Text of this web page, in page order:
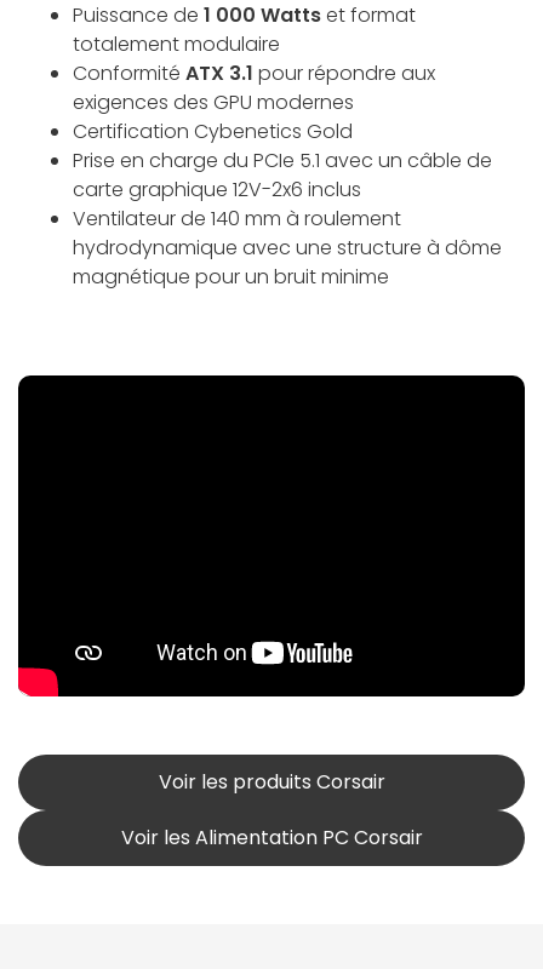
Puissance de 1 000 Wattset format
totalement modulaire
Conformité ATX 3.1 pour répondre aux
exigences des GPU modernes
Certification Cybenetics Gold
Prise en charge du PCIe 5.1 avec un câble de
carte graphique 12V-2x6 inclus
Ventilateur de 140 mm à roulement
hydrodynamique avec une structure à dôme
magnétique pour un bruit minime
Voir les produits Corsair
Voir les Alimentation PC Corsair